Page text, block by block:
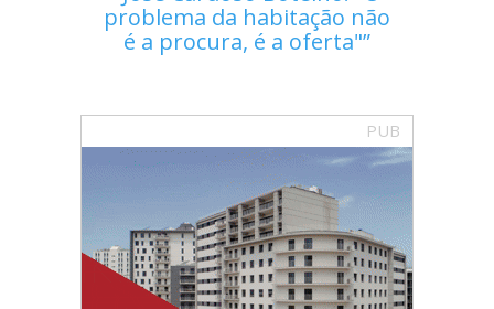
problema da habitação não
é a procura, é a oferta"
PUB